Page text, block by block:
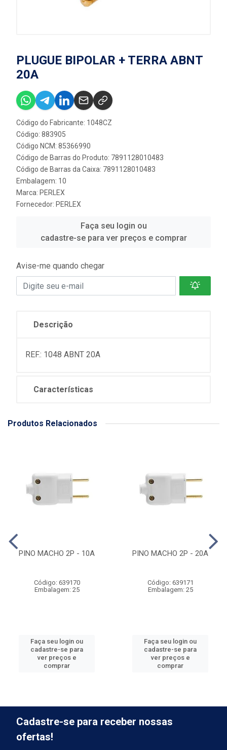
PLUGUE BIPOLAR + TERRA ABNT
20A
Código do Fabricante: 1048CZ
Código: 883905
Código NCM: 85366990
Código de Barras do Produto: 7891128010483
Código de Barras da Caixa: 7891128010483
Embalagem: 10
Marca: PERLEX
Fornecedor: PERLEX
Faça seu login ou
cadastre-se para ver preços e comprar
Avise-me quando chegar
Descrição
REF.: 1048 ABNT 20A
Características
Produtos Relacionados
PINO MACHO 2P - 10A
Código: 639170
Embalagem: 25
Faça seu login ou
cadastre-se para
ver preços e
comprar
PINO MACHO 2P - 20A
Código: 639171
Embalagem: 25
Faça seu login ou
cadastre-se para
ver preços e
comprar
Cadastre-se para receber nossas
ofertas!